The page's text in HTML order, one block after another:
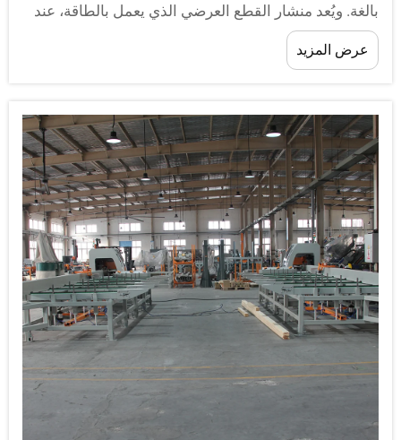
ويُعد منشار القطع العرضي الذي يعمل بالطاقة، عند
بشكلٍ جيد، أحد أكثر الأدوات حسماً التي يمكن
خشب أو منشأة نجارة أن تستثمر فيها عندما يكون
هو استخلاص أقصى كمية ممكنة من المواد القابلة
عرض المزيد